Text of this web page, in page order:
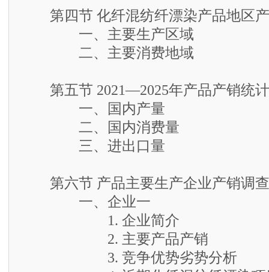
第四节 化纤混纺纤漂染产品地区
一、主要生产区域
二、主要消费地域
第五节 2021—2025年产品产销统计
一、国内产量
二、国内消费量
三、进出口量
第六节 产品主要生产企业产销调查
一、企业一
1. 企业简介
2. 主要产品产销
3. 竞争优势劣势分析